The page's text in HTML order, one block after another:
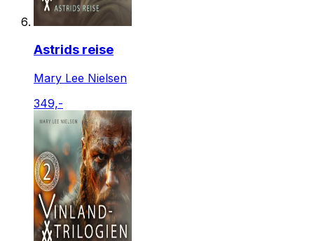
Astrids reise
Mary Lee Nielsen
349,-